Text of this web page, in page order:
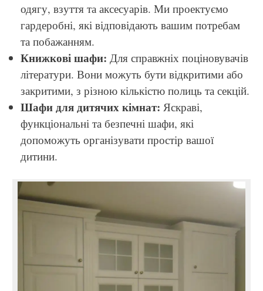
одягу, взуття та аксесуарів. Ми проектуємо
гардеробні, які відповідають вашим потребам
та побажанням.
Книжкові шафи: Для справжніх поціновувачів
літератури. Вони можуть бути відкритими або
закритими, з різною кількістю полиць та секцій.
Шафи для дитячих кімнат: Яскраві,
функціональні та безпечні шафи, які
допоможуть організувати простір вашої
дитини.